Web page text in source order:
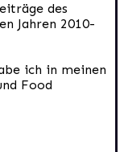
des
Jahren 2010-
ich in meinen
Food